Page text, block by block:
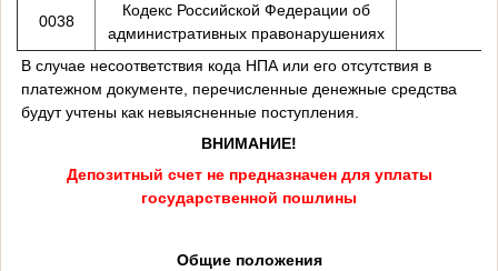
0038
Кодекс Российской Федерации об
административных правонарушениях
В случае несоответствия кода НПА или его отсутствия в
платежном документе, перечисленные денежные средства
будут учтены как невыясненные поступления.
ВНИМАНИЕ!
Депозитный счет не предназначен для уплаты
государственной пошлины
Общие положения